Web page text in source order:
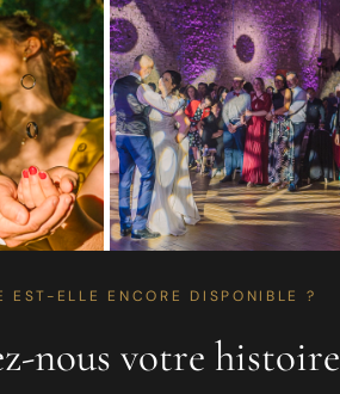
EST-ELLE ENCORE DISPONIBLE ?
nous votre histoire